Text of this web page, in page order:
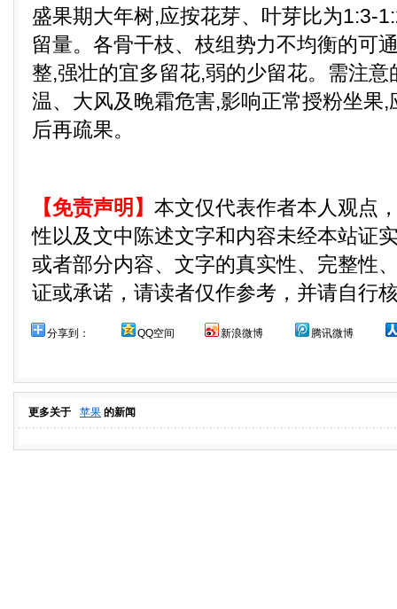
盛果期大年树,应按花芽、叶芽比为1:3-
留量。各骨干枝、枝组势力不均衡的可
整,强壮的宜多留花,弱的少留花。需注
温、大风及晚霜危害,影响正常授粉坐果
后再疏果。
【免责声明】 本文仅代表作者本人观点
性以及文中陈述文字和内容未经本站证
或者部分内容、文字的真实性、完整性
证或承诺，请读者仅作参考，并请自行
分享到： QQ空间 新浪微博 腾讯微博
更多关于 苹果 的新闻